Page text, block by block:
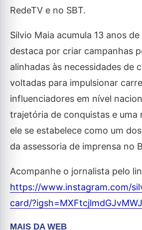
RedeTV e no SBT.
Silvio Maia acumula 13 anos
destaca por criar campanhas
alinhadas às necessidades de
voltadas para impulsionar
influenciadores em nível
trajetória de conquistas e uma
ele se estabelece como um
da assessoria de imprensa no
Acompanhe o jornalista pelo
https://www.instagram.com/
card/